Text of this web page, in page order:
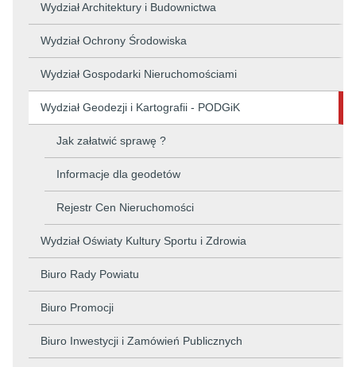
Wydział Architektury i Budownictwa
Wydział Ochrony Środowiska
Wydział Gospodarki Nieruchomościami
Wydział Geodezji i Kartografii - PODGiK
Jak załatwić sprawę ?
Informacje dla geodetów
Rejestr Cen Nieruchomości
Wydział Oświaty Kultury Sportu i Zdrowia
Biuro Rady Powiatu
Biuro Promocji
Biuro Inwestycji i Zamówień Publicznych